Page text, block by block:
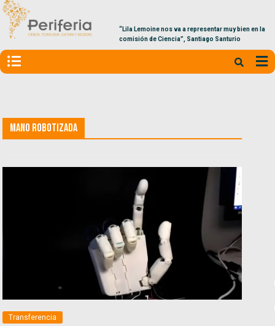
“Lila Lemoine nos va a representar muy bien en la
comisión de Ciencia”, Santiago Santurio
Mano Robotizada
Transferencia